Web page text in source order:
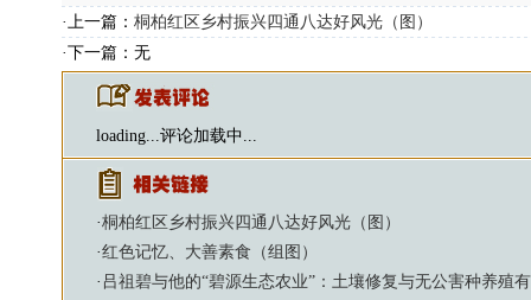
·上一篇： 桐柏红区乡村振兴四通八达好风光（图）
·下一篇：无
loading...评论加载中...
·桐柏红区乡村振兴四通八达好风光（图）
·红色记忆、大善素食（组图）
· 吕祖碧与他的“碧源生态农业”：土壤修复与无公害种养殖